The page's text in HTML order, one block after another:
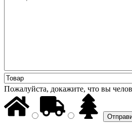
Пожалуйста, докажите, что вы